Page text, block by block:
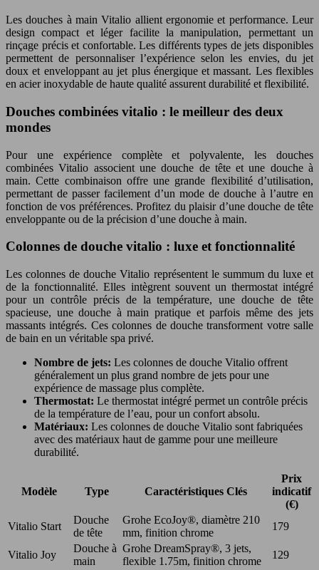
Les douches à main Vitalio allient ergonomie et performance. Leur
design compact et léger facilite la manipulation, permettant un
rinçage précis et confortable. Les différents types de jets disponibles
permettent de personnaliser l’expérience selon les envies, du jet
doux et enveloppant au jet plus énergique et massant. Les flexibles
en acier inoxydable de haute qualité assurent durabilité et flexibilité.
Douches combinées vitalio : le meilleur des deux
mondes
Pour une expérience complète et polyvalente, les douches
combinées Vitalio associent une douche de tête et une douche à
main. Cette combinaison offre une grande flexibilité d’utilisation,
permettant de passer facilement d’un mode de douche à l’autre en
fonction de vos préférences. Profitez du plaisir d’une douche de tête
enveloppante ou de la précision d’une douche à main.
Colonnes de douche vitalio : luxe et fonctionnalité
Les colonnes de douche Vitalio représentent le summum du luxe et
de la fonctionnalité. Elles intègrent souvent un thermostat intégré
pour un contrôle précis de la température, une douche de tête
spacieuse, une douche à main pratique et parfois même des jets
massants intégrés. Ces colonnes de douche transforment votre salle
de bain en un véritable spa privé.
Nombre de jets: Les colonnes de douche Vitalio offrent
généralement un plus grand nombre de jets pour une
expérience de massage plus complète.
Thermostat: Le thermostat intégré permet un contrôle précis
de la température de l’eau, pour un confort absolu.
Matériaux: Les colonnes de douche Vitalio sont fabriquées
avec des matériaux haut de gamme pour une meilleure
durabilité.
Modèle Type Caractéristiques Clés
Prix
indicatif
(€)
Vitalio Start
Douche
de tête
Grohe EcoJoy®, diamètre 210
mm, finition chrome
179
Vitalio Joy
Douche à
main
Grohe DreamSpray®, 3 jets,
flexible 1.75m, finition chrome
129